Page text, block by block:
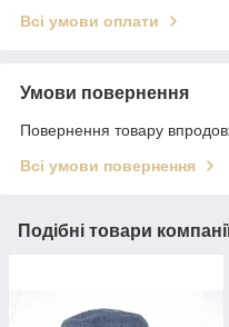
Всі умови оплати
Умови повернення
Повернення товару
Всі умови повернення
Подібні товари